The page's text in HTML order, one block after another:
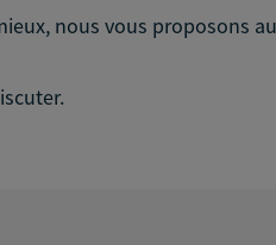
nous vous proposons